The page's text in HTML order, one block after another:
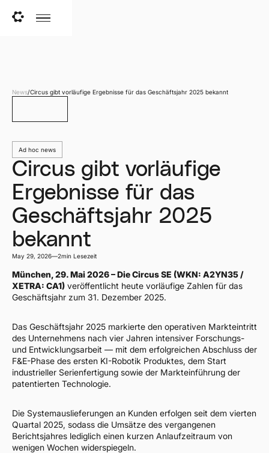
News/Circus gibt vorläufige Ergebnisse für das Geschäftsjahr 2025 bekannt
Ad hoc news
Circus gibt vorläufige
Ergebnisse für das
Geschäftsjahr 2025
bekannt
May 29, 2026—2min Lesezeit
München, 29. Mai 2026 – Die Circus SE (WKN: A2YN35 /
XETRA: CA1) veröffentlicht heute vorläufige Zahlen für das
Geschäftsjahr zum 31. Dezember 2025.
Das Geschäftsjahr 2025 markierte den operativen Markteintritt
des Unternehmens nach vier Jahren intensiver Forschungs-
und Entwicklungsarbeit — mit dem erfolgreichen Abschluss der
F&E-Phase des ersten KI-Robotik Produktes, dem Start
industrieller Serienfertigung sowie der Markteinführung der
patentierten Technologie.
Die Systemauslieferungen an Kunden erfolgen seit dem vierten
Quartal 2025, sodass die Umsätze des vergangenen
Berichtsjahres lediglich einen kurzen Anlaufzeitraum von
wenigen Wochen widerspiegeln.